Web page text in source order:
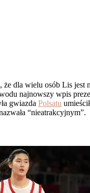
że dla wielu osób Lis jest
najnowszy wpis
gwiazda Polsatu
“nieatrakcyjnym”.